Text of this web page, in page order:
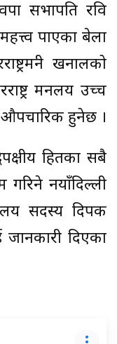
सभापति रवि
पाएका बेला
खनालको
मन्त्रालय उच्च
हुनेछ ।
हितका सबै
गरिने नयाँदिल्ली
सदस्य दिपक
जानकारी दिएका